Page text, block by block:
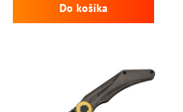
Do košíka